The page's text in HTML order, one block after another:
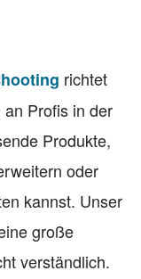
richtet
Profis in der
Produkte,
oder
kannst. Unser
große
verständlich.